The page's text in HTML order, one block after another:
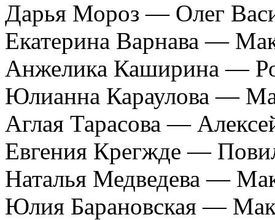
Дарья Мороз — Олег
Екатерина Варнава —
Анжелика Каширина —
Юлианна Караулова —
Аглая Тарасова —
Евгения Крегжде —
Наталья Медведева —
Юлия Барановская —